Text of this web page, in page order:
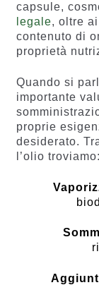
capsule,
legale, oltre
contenuto di
proprietà
Quando si
importante
proprie
desiderato.
l’olio troviamo: